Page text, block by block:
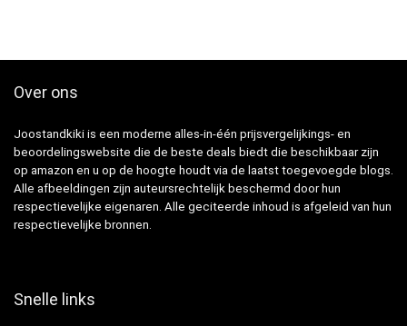
Over ons
Joostandkiki is een moderne alles-in-één prijsvergelijkings- en
beoordelingswebsite die de beste deals biedt die beschikbaar zijn
op amazon en u op de hoogte houdt via de laatst toegevoegde blogs.
Alle afbeeldingen zijn auteursrechtelijk beschermd door hun
respectievelijke eigenaren. Alle geciteerde inhoud is afgeleid van hun
respectievelijke bronnen.
Snelle links